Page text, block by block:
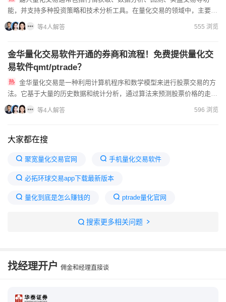
能，并支持多种投资策略和技术分析工具。在量化交易的领域中，主要流
行的工具包括：qmt和ptrade。现在申请量化交易需要满足资...
等4人解答 555 浏览
金华量化交易软件开通的券商和流程！免费提供量化交
易软件qmt/ptrade？
法。它基于大量的历史数据和统计分析，通过算法来预测股票价格的走
势，从而进行交易。手机量化交易软件比较好的有：恒生Ptrade...
等4人解答 596 浏览
大家都在搜
聚宽量化交易官网 手机量化交易软件
必拓环球交易app下载最新版本
量化到底是怎么赚钱的 ptrade量化官网
国泰君安量化交易开通条件
搜索更多相关问题
找经理开户 佣金和经理直接谈